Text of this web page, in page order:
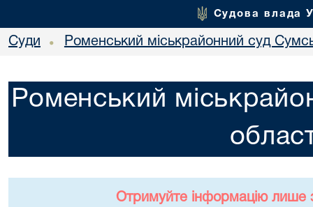
Судова влада
Суди • Роменський міськрайонний суд
Роменський
Отримуйте інформацію лише